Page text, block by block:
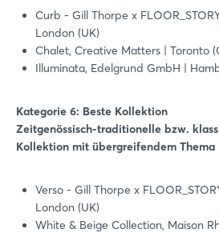
Curb - Gill Thorpe x
London (UK)
Chalet, Creative Matters | Toronto
Illuminata, Edelgrund GmbH |
Kategorie 6: Beste Kollektion
Zeitgenössisch-traditionelle bzw.
Kollektion mit übergreifendem Thema
Verso - Gill Thorpe x
London (UK)
White & Beige Collection, Maison